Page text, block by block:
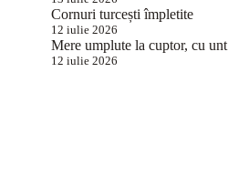
Cornuri turcești împletite
12 iulie 2026
Mere umplute la cuptor, cu
12 iulie 2026